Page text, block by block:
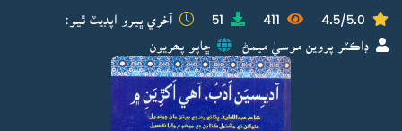
4.5/5.0
411
51 آخري ڀيرو اپڊيٽ ٿيو:
ڊاڪٽر پروين موسيٰ ميمڻ ڇاپو پھريون